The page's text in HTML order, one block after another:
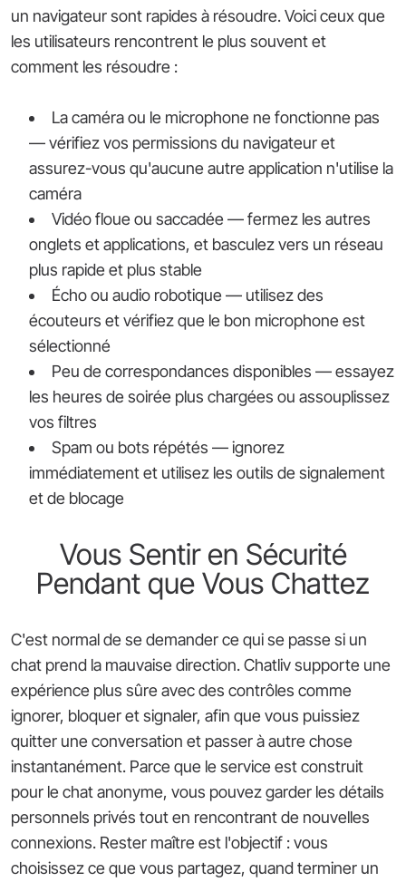
un navigateur sont rapides à résoudre. Voici ceux que
les utilisateurs rencontrent le plus souvent et
comment les résoudre :
La caméra ou le microphone ne fonctionne pas
— vérifiez vos permissions du navigateur et
assurez-vous qu'aucune autre application n'utilise la
caméra
Vidéo floue ou saccadée — fermez les autres
onglets et applications, et basculez vers un réseau
plus rapide et plus stable
Écho ou audio robotique — utilisez des
écouteurs et vérifiez que le bon microphone est
sélectionné
Peu de correspondances disponibles — essayez
les heures de soirée plus chargées ou assouplissez
vos filtres
Spam ou bots répétés — ignorez
immédiatement et utilisez les outils de signalement
et de blocage
Vous Sentir en Sécurité
Pendant que Vous Chattez
C'est normal de se demander ce qui se passe si un
chat prend la mauvaise direction. Chatliv supporte une
expérience plus sûre avec des contrôles comme
ignorer, bloquer et signaler, afin que vous puissiez
quitter une conversation et passer à autre chose
instantanément. Parce que le service est construit
pour le chat anonyme, vous pouvez garder les détails
personnels privés tout en rencontrant de nouvelles
connexions. Rester maître est l'objectif : vous
choisissez ce que vous partagez, quand terminer un